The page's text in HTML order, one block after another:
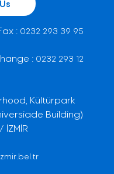
: 0232 293 39 95
: 0232 293 12
Kültürpark
Building)